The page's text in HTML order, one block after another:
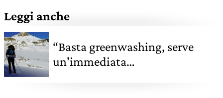
Leggi anche
“Basta greenwashing, serve
un'immediata